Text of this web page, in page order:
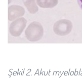
Şekil 2. Akut